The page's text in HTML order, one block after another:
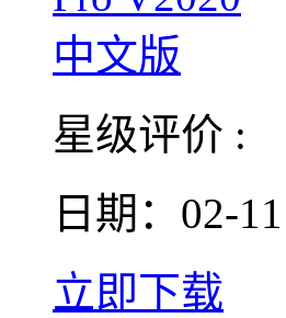
星级评价 :
日期：02-11
立即下载